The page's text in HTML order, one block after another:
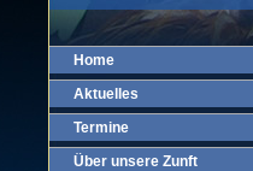
Home
Aktuelles
Termine
Über unsere Zunft